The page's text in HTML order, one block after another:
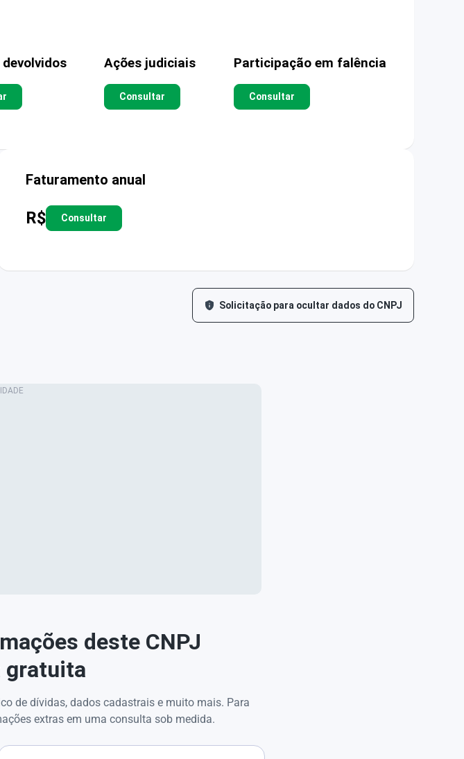
devolvidos Ações judiciais
Consultar
Participação em falência
Consultar
Faturamento anual
R$ Consultar
Solicitação para ocultar dados do CNPJ
deste CNPJ
gratuita
de dívidas, dados cadastrais e muito mais. Para
extras em uma consulta sob medida.